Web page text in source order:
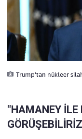
Trump'tan nükleer
"HAMANEY İLE